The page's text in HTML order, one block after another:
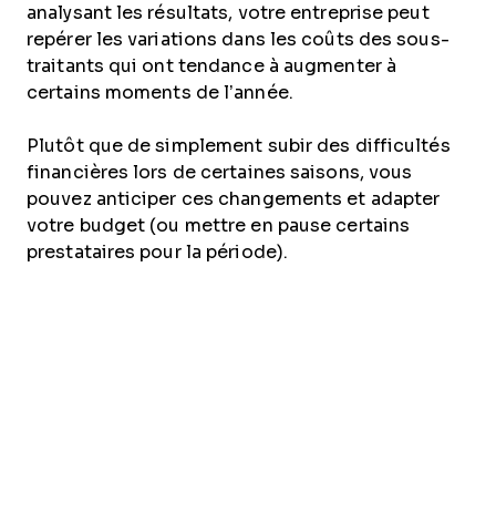
analysant les résultats, votre entreprise peut
repérer les variations dans les coûts des sous-
traitants qui ont tendance à augmenter à
certains moments de l’année.
Plutôt que de simplement subir des difficultés
financières lors de certaines saisons, vous
pouvez anticiper ces changements et adapter
votre budget (ou mettre en pause certains
prestataires pour la période).